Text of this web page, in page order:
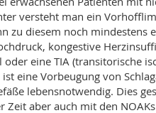
versteht man ein
zu diesem noch mindestens
kongestive
oder eine TIA (transitorische
eine Vorbeugung von
lebensnotwendig. Dies
Zeit aber auch mit den